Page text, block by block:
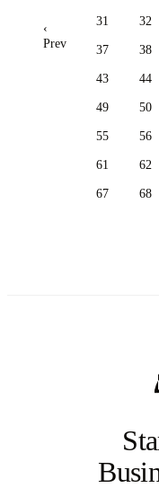
‹
Prev
31 32
37 38
43 44
49 50
55 56
61 62
67 68